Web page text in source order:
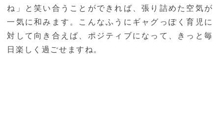
ね」と笑い合うことができれば、張り詰めた空気が
一気に和みます。こんなふうにギャグっぽく育児に
対して向き合えば、ポジティブになって、きっと毎
日楽しく過ごせますね。